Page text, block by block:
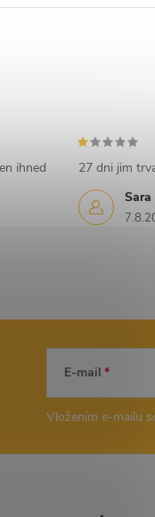
ihned
Sara
27 dni jim
E-mail
Vložením e-mailu